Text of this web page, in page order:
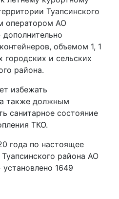
Туапсинского
оператором АО
объемом 1, 1
городских и сельских
района.
избежать
также должным
санитарное состояние
ТКО.
года по настоящее
района АО
1649